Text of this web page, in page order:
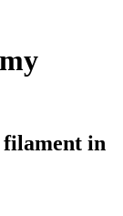
filament in